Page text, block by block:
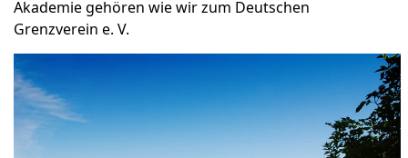
Akademie gehören wie wir zum Deutschen
Grenzverein e. V.